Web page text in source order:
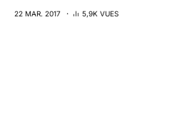
22 MAR. 2017 5,9K VUES